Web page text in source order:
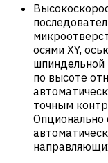
осями XY,
шпиндельной
по высоте
точным
Опционально